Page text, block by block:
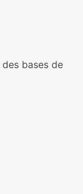
bases de